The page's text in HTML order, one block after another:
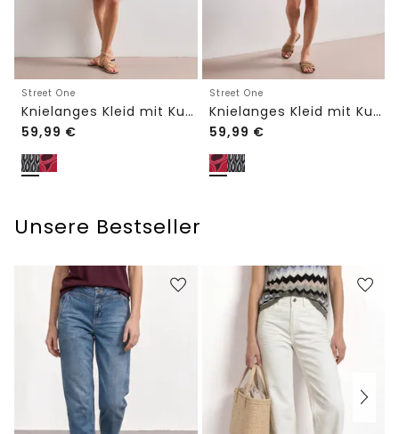
Street One
Knielanges Kleid mit Kurzarm und Print
59,99 €
Street One
Knielanges Kleid mit Kurzarm und Print
59,99 €
Unsere Bestseller